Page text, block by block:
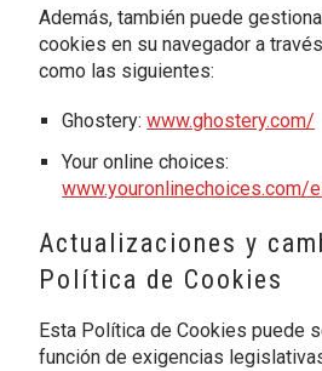
Además, también puede
cookies en su navegador a
como las siguientes:
Ghostery:www.ghostery.com/
Your online choices:
www.youronlinechoices.com/
Actualizaciones y
Política de Cookies
Esta Política de Cookies puede
función de exigencias